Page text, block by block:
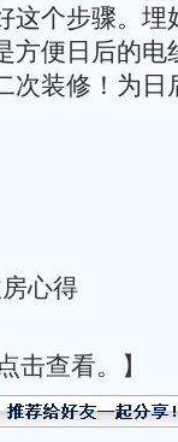
这个步骤。埋
方便日后的电
次装修！为日
心得
击查看。】